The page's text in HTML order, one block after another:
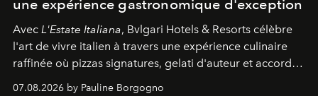
une expérience gastronomique d'exception
Avec L'Estate Italiana, Bvlgari Hotels & Resorts célèbre
l'art de vivre italien à travers une expérience culinaire
raffinée où pizzas signatures, gelati d'auteur et accords
d'exception composent un véritable voyage sensoriel.
07.08.2026 by Pauline Borgogno